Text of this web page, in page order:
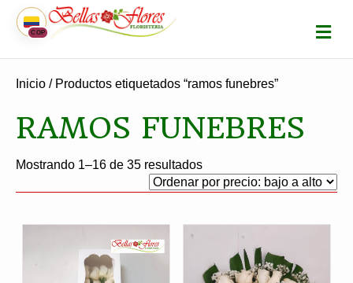
COP M
E
N
Inicio / Productos etiquetados “ramos funebres”
RAMOS FUNEBRES
Mostrando 1–16 de 35 resultadosOrdenado
por